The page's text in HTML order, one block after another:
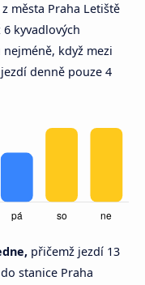
města Praha Letiště
kyvadlových
když mezi
denně pouze 4
přičemž jezdí 13
stanice Praha